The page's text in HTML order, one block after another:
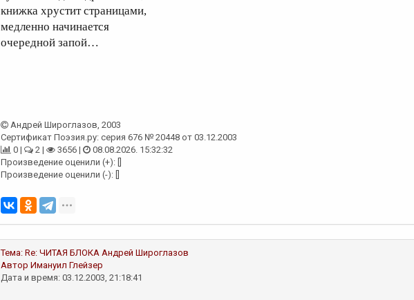
книжка хрустит страницами,
медленно начинается
очередной запой…
Андрей Широглазов, 2003
Сертификат Поэзия.ру: серия 676 № 20448 от 03.12.2003
0 |
2 | 3656 |
08.08.2026. 15:32:32
Произведение оценили (+): []
Произведение оценили (-): []
Тема: Re: ЧИТАЯ БЛОКА Андрей Широглазов
Автор Имануил Глейзер
Дата и время: 03.12.2003, 21:18:41